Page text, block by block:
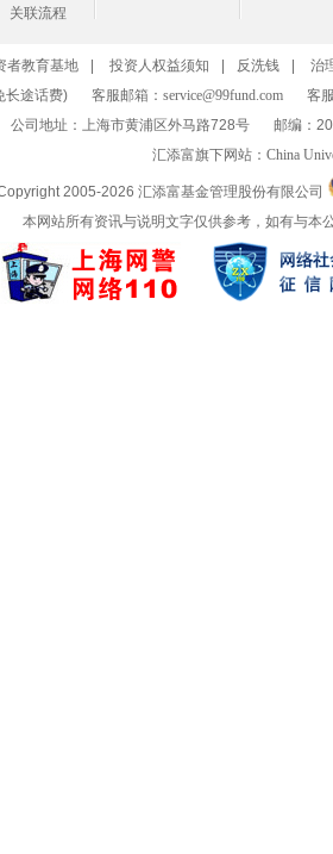
关联流程
者教育基地 投资人权益须知 反洗钱
治
长途话费)
客服邮箱：service@99fund.com
客
公司地址：上海市黄浦区外马路728号
邮编：
汇添富旗下网站：China
2005-2026 汇添富基金管理股份有限公司
本网站所有资讯与说明文字仅供参考，如有与本